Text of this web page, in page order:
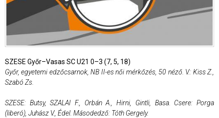
SZESE Győr–Vasas SC U21 0–3 (7, 5, 18)
Győr, egyetemi edzőcsarnok, NB II-es női mérkőzés, 50 néző. V.: Kiss Z.,
Szabó Zs.
SZESE: Butsy, SZALAI F., Orbán A., Hirni, Gintli, Basa. Csere: Porga
(liberó), Juhász V., Édel. Másodedző: Tóth Gergely.